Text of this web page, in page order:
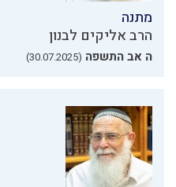
מתנה
הרב אליקים לבנון
ה אב התשפה (30.07.2025)